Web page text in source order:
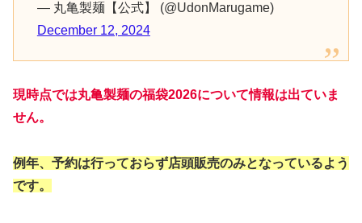
— 丸亀製麺【公式】 (@UdonMarugame)
December 12, 2024
現時点では丸亀製麺の福袋2026について情報は出ていま
せん。
例年、予約は行っておらず店頭販売のみとなっているよう
です。